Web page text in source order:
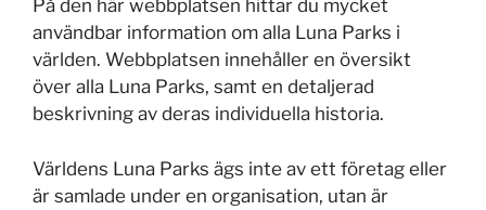
På den här webbplatsen hittar du mycket
användbar information om alla Luna Parks i
världen. Webbplatsen innehåller en översikt
över alla Luna Parks, samt en detaljerad
beskrivning av deras individuella historia.
Världens Luna Parks ägs inte av ett företag eller
är samlade under en organisation, utan är